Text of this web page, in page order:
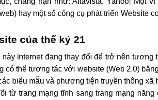
hay một số công cụ phát triển Website
của thế kỷ 21
Internet đang thay đổi để trở nên
có thể tương tác với website (Web 2.0)
biểu mẫu và phương tiện truyền thông xã
từ trang mạng tĩnh sang trang mạng